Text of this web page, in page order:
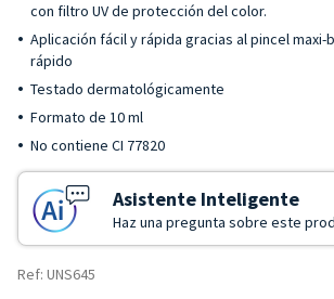
con filtro UV de protección del color.
Aplicación fácil y rápida gracias al pincel maxi-
rápido
Testado dermatológicamente
Formato de 10 ml
No contiene CI 77820
Asistente Inteligente
Haz una pregunta sobre este
Ref: UNS645